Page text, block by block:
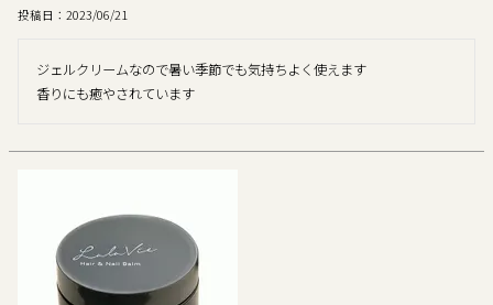
投稿日
2023/06/21
ジェルクリームなので暑い季節でも気持ちよく使えます
香りにも癒やされています